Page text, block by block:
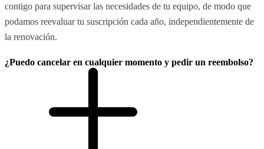
contigo para supervisar las necesidades de tu equipo, de modo que
podamos reevaluar tu suscripción cada año, independientemente de
la renovación.
¿Puedo cancelar en cualquier momento y pedir un reembolso?